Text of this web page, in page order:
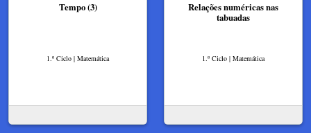
Tempo (3)
1.º Ciclo | Matemática
Relações numéricas nas
tabuadas
1.º Ciclo | Matemática